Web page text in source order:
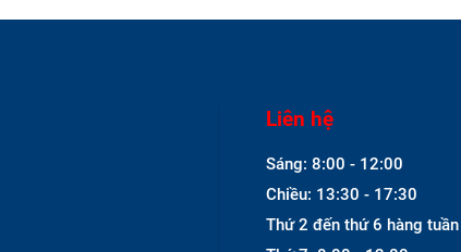
Liên hệ
Sáng: 8:00 - 12:00
Chiều: 13:30 - 17:30
Thứ 2 đến thứ 6 hàng tuần